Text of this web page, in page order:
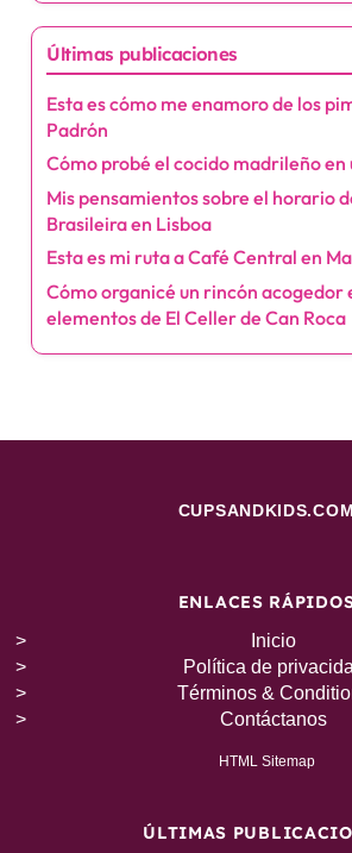
Últimas publicaciones
Esta es cómo me enamoro de los
Padrón
Cómo probé el cocido madrileño en
Mis pensamientos sobre el horario
Brasileira en Lisboa
Esta es mi ruta a Café Central en
Cómo organicé un rincón acogedor
elementos de El Celler de Can Roca
CUPSANDKIDS.COM
ENLACES
Inicio
Política de
Términos &
Contáctanos
HTML Sitemap
ÚLTIMAS